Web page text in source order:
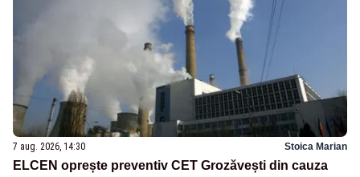
7 aug. 2026, 14:30 Stoica Marian
ELCEN oprește preventiv CET Grozăvești din cauza